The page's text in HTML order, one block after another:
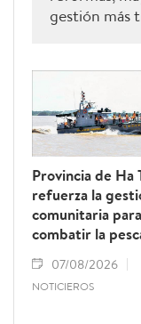
gestión más
Provincia de Ha
refuerza la
comunitaria para
combatir la
07/08/2026
NOTICIEROS